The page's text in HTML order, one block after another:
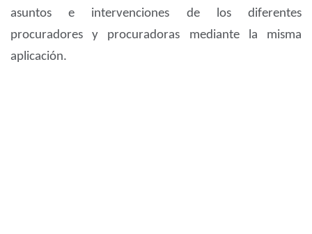
asuntos e intervenciones de los diferentes
procuradores y procuradoras mediante la misma
aplicación.